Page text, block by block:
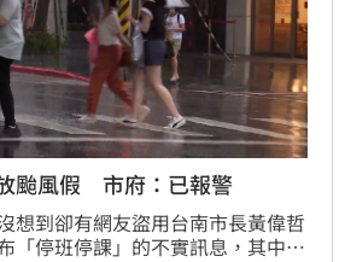
颱風假 市府：已報警
想到卻有網友盜用台南市長黃偉哲
「停班停課」的不實訊息，其中一